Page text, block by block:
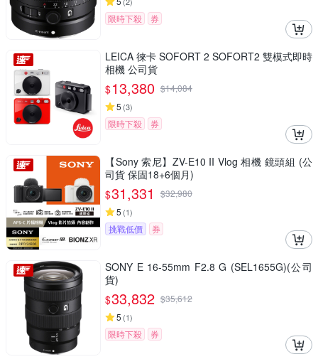
限時下殺 券
LEICA 徠卡 SOFORT 2 SOFORT2 雙模式即時
相機 公司貨
$13,380 $14,084
5 (3)
限時下殺 券
【Sony 索尼】ZV-E10 II Vlog 相機 鏡頭組 (公
司貨 保固18+6個月)
$31,331 $32,980
5 (1)
挑戰低價 券
SONY E 16-55mm F2.8 G (SEL1655G)(公司
貨)
$33,832 $35,612
5 (1)
限時下殺 券